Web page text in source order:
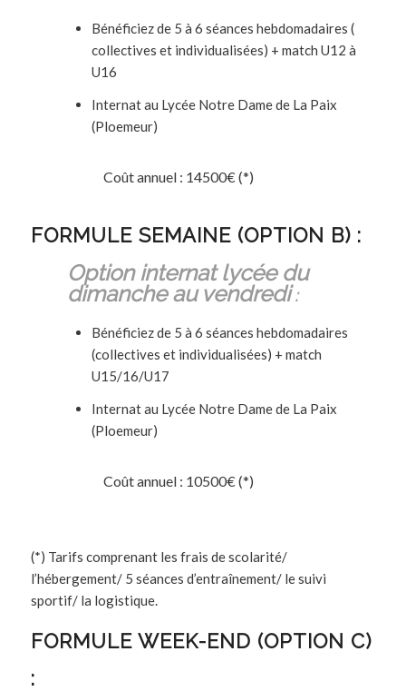
Bénéficiez de 5 à 6 séances hebdomadaires (
collectives et individualisées) + match U12 à
U16
Internat au Lycée Notre Dame de La Paix
(Ploemeur)
Coût annuel : 14500€ (*)
FORMULE SEMAINE (OPTION B) :
Option internat lycée du
dimanche au vendredi:
Bénéficiez de 5 à 6 séances hebdomadaires
(collectives et individualisées) + match
U15/16/U17
Internat au Lycée Notre Dame de La Paix
(Ploemeur)
Coût annuel : 10500€ (*)
(*) Tarifs comprenant les frais de scolarité/
l’hébergement/ 5 séances d’entraînement/ le suivi
sportif/ la logistique.
FORMULE WEEK-END (OPTION C)
: